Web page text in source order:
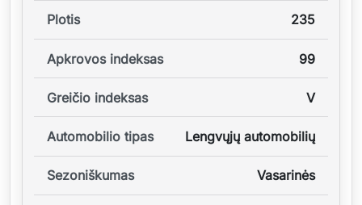
Plotis 235
Apkrovos indeksas 99
Greičio indeksas V
Automobilio tipas Lengvųjų automobilių
Sezoniškumas Vasarinės